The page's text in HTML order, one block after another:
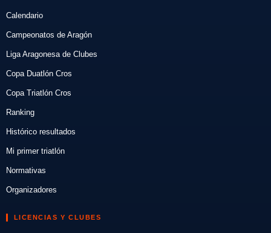
Calendario
Campeonatos de Aragón
Liga Aragonesa de Clubes
Copa Duatlón Cros
Copa Triatlón Cros
Ranking
Histórico resultados
Mi primer triatlón
Normativas
Organizadores
LICENCIAS Y CLUBES